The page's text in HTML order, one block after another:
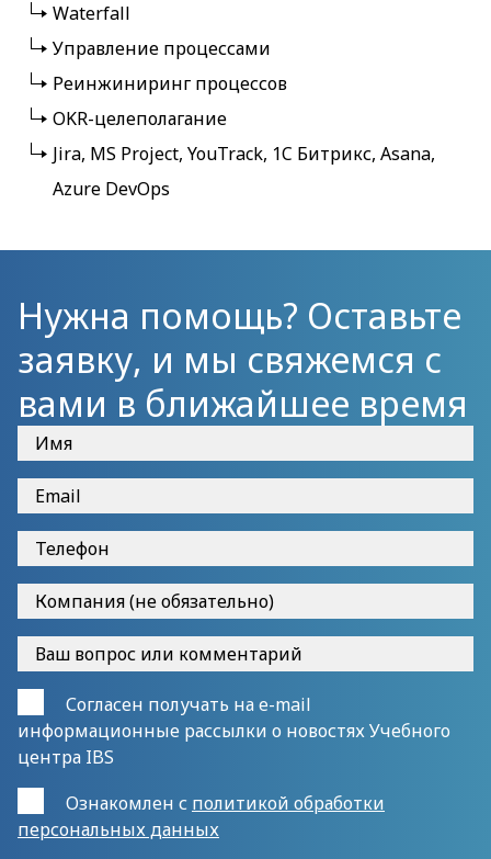
Waterfall
Управление процессами
Реинжиниринг процессов
OKR-целеполагание
Jira, MS Project, YouTrack, 1C Битрикс, Asana,
Azure DevOps
Нужна помощь? Оставьте
заявку, и мы свяжемся с
вами в ближайшее время
Согласен получать на e-mail
информационные рассылки о новостях Учебного
центра IBS
Ознакомлен с политикой обработки
персональных данных